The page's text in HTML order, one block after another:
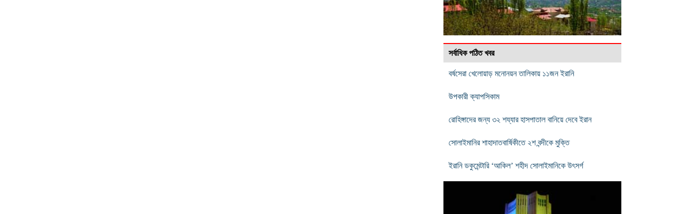
সর্বাধিক পঠিত খবর
বর্ষসেরা খেলোয়াড় মনোনয়ন তালিকায় ১১জন ইরানি
উপকারী ক্যাপসিকাম
রোহিঙ্গাদের জন্য ৩২ শয্যার হাসপাতাল বানিয়ে দেবে ইরান
সোলাইমানির শাহাদাতবার্ষিকীতে ২শ বন্দীকে মুক্তি
ইরানি ডকুমেন্টারি ‘আকিল’ শহীদ সোলাইমানিকে উৎসর্গ